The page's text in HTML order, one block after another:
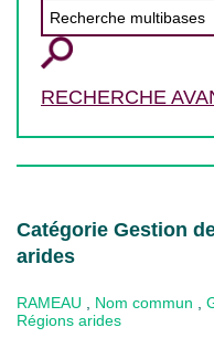
RECHERCHE
Catégorie Gestion
arides
RAMEAU Nom commun
Régions arides